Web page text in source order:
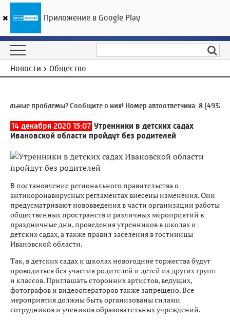
ГТРК «Ивтелерадио»
Новости > Общество
проблемы? Сообщите о них! Номер автоответчика:8 (4932)
14 декабря 2020 15:07 Утренники в детских садах
Ивановской области пройдут без родителей
В постановление регионального правительства о
антикоронавирусных регламентах внесены изменения. Они
предусматривают нововведения в части организации работы
общественных пространств и различных мероприятий в
праздничные дни, проведения утренников в школах и
детских садах, а также правил заселения в гостиницы
Ивановской области.
Так, в детских садах и школах новогодние торжества будут
проводиться без участия родителей и детей из других групп
и классов. Приглашать сторонних артистов, ведущих,
фотографов и видеооператоров также запрещено. Все
мероприятия должны быть организованы силами
сотрудников и учеников образовательных учреждений.
Приложение в Google Play